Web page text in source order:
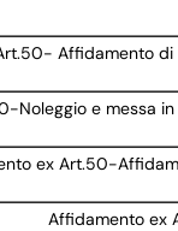
Affidamento di
Noleggio e messa
ex Art.50-
Affidamento ex